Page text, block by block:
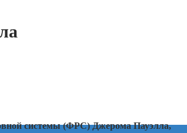
системы (ФРС) Джерома Пауэлла,